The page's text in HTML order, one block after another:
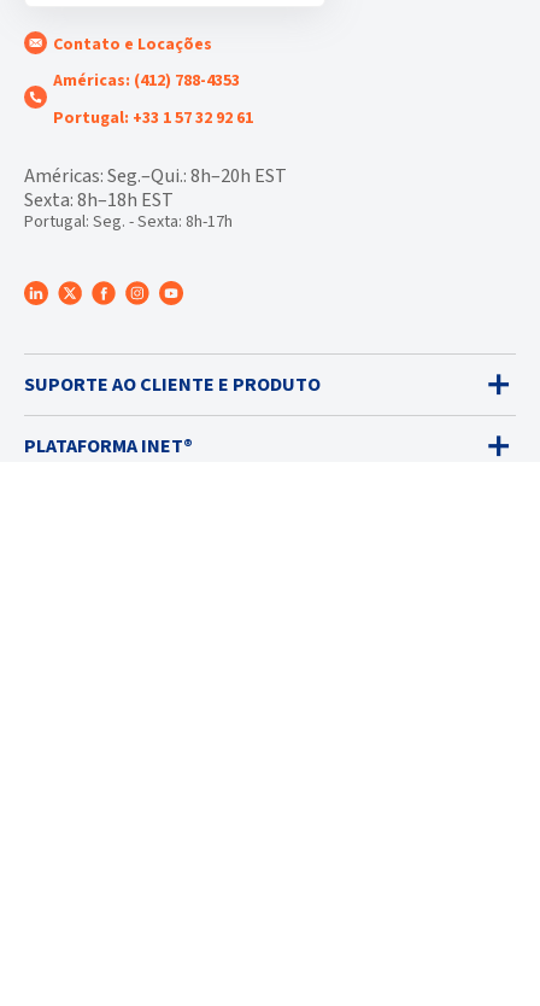
Contato e Locações
Américas: (412) 788-4353
Portugal: +33 1 57 32 92 61
Américas: Seg.–Qui.: 8h–20h EST
Sexta: 8h–18h EST
Portugal: Seg. - Sexta: 8h-17h
SUPORTE AO CLIENTE E PRODUTO
PLATAFORMA INET®